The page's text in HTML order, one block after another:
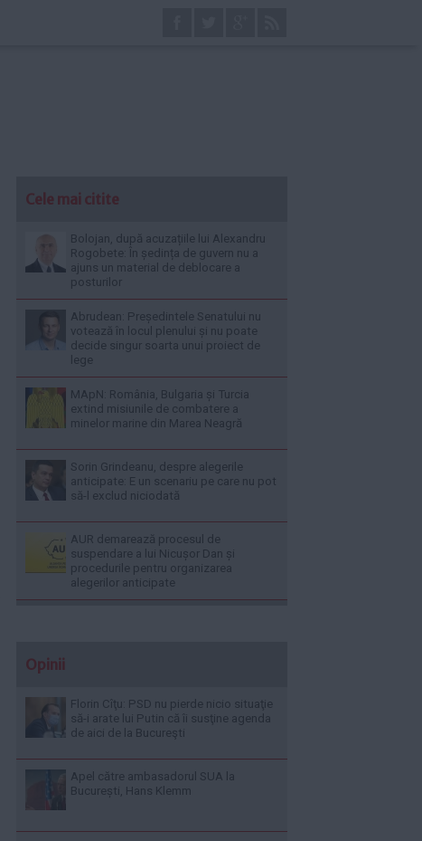
Cele mai citite
Bolojan, după acuzațiile lui Alexandru
Rogobete: În ședința de guvern nu a
ajuns un material de deblocare a
posturilor
Abrudean: Președintele Senatului nu
votează în locul plenului și nu poate
decide singur soarta unui proiect de
lege
MApN: România, Bulgaria și Turcia
extind misiunile de combatere a
minelor marine din Marea Neagră
Sorin Grindeanu, despre alegerile
anticipate: E un scenariu pe care nu pot
să-l exclud niciodată
AUR demarează procesul de
suspendare a lui Nicușor Dan și
procedurile pentru organizarea
alegerilor anticipate
Opinii
Florin Cîţu: PSD nu pierde nicio situaţie
să-i arate lui Putin că îi susţine agenda
de aici de la Bucureşti
Apel către ambasadorul SUA la
București, Hans Klemm